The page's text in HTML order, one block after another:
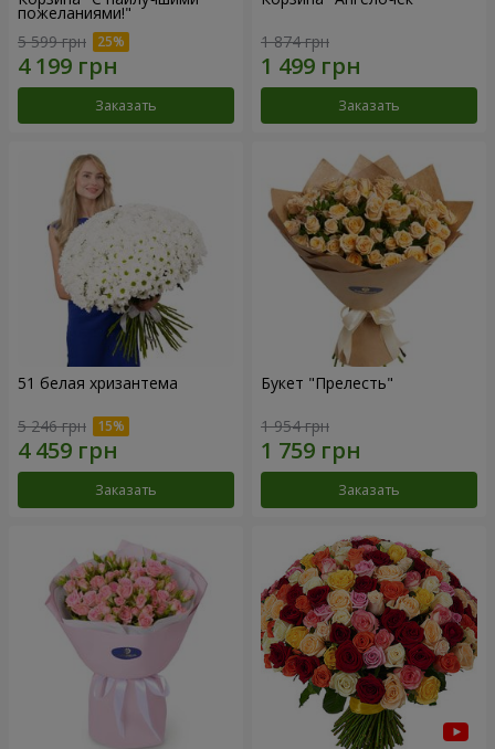
пожеланиями!"
5 599 грн
Заказать
1 874 грн
Заказать
51 белая хризантема
5 246 грн
Заказать
Букет "Прелесть"
1 954 грн
Заказать